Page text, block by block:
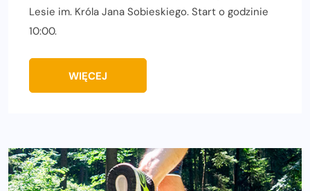
Lesie im. Króla Jana Sobieskiego. Start o godzinie
10:00.
WIĘCEJ